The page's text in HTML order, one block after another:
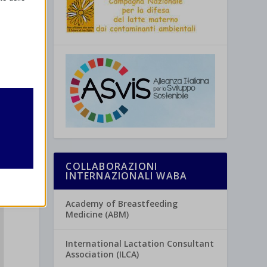
COLLABORAZIONI
INTERNAZIONALI WABA
Academy of Breastfeeding
Medicine (ABM)
International Lactation Consultant
Association (ILCA)